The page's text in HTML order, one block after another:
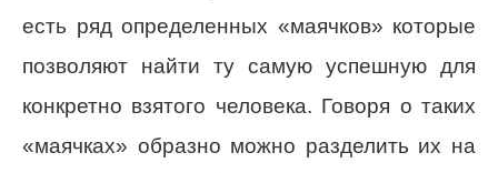
есть ряд определенных «маячков» которые
позволяют найти ту самую успешную для
конкретно взятого человека. Говоря о таких
«маячках» образно можно разделить их на